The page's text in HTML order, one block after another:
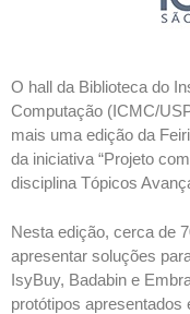
O hall da Biblioteca do
Computação (ICMC/
mais uma edição da
da iniciativa “Projeto
disciplina Tópicos
Nesta edição, cerca de
apresentar soluções
IsyBuy, Badabin e
protótipos